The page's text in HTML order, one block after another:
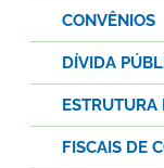
CONVÊNIOS
DÍVIDA
FISCAIS DE